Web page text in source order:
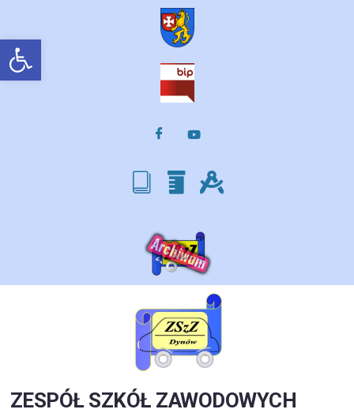
Otwórz pasek narzędzi
ZESPÓŁ SZKÓŁ ZAWODOWYCH